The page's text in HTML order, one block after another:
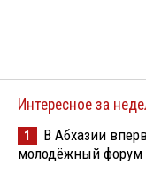
Интересное за
1
В Абхазии
молодёжный форум